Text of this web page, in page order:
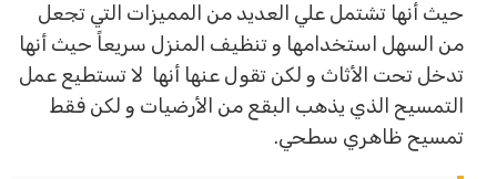
حيث أنها تشتمل علي العديد من المميزات التي تجعل
من السهل استخدامها و تنظيف المنزل سريعاً حيث أنها
تدخل تحت الأثاث و لكن تقول عنها أنها لا تستطيع عمل
التمسيح الذي يذهب البقع من الأرضيات و لكن فقط
تمسيح ظاهري سطحي.